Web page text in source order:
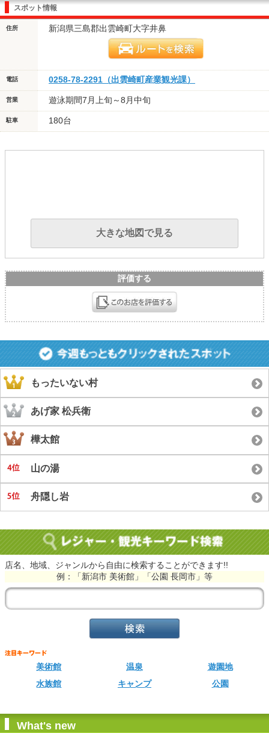
スポット情報
住所 新潟県三島郡出雲崎町大字井鼻
電話 0258-78-2291（出雲崎町産業観光課）
営業 遊泳期間7月上旬～8月中旬
駐車 180台
大きな地図で見る
評価する
もったいない村
あげ家 松兵衛
樺太館
山の湯
舟隠し岩
店名、地域、ジャンルから自由に検索することができます!!
例：「新潟市 美術館」「公園 長岡市」等
美術館 温泉
遊園地
水族館
キャンプ 公園
What's new